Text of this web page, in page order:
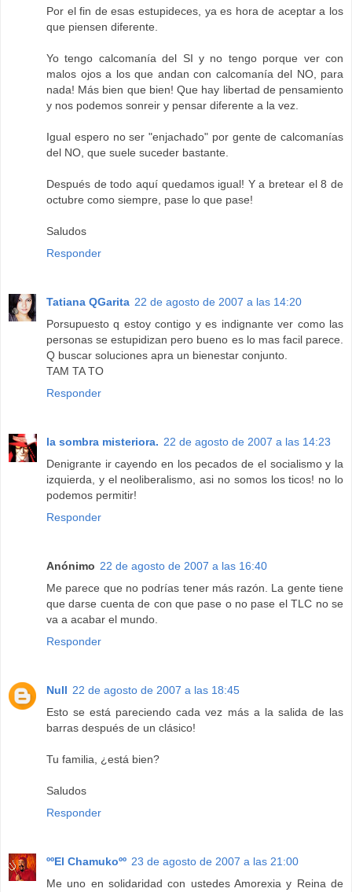
Por el fin de esas estupideces, ya es hora de aceptar a los
que piensen diferente.
Yo tengo calcomanía del SI y no tengo porque ver con
malos ojos a los que andan con calcomanía del NO, para
nada! Más bien que bien! Que hay libertad de pensamiento
y nos podemos sonreir y pensar diferente a la vez.
Igual espero no ser "enjachado" por gente de calcomanías
del NO, que suele suceder bastante.
Después de todo aquí quedamos igual! Y a bretear el 8 de
octubre como siempre, pase lo que pase!
Saludos
Responder
Tatiana QGarita 22 de agosto de 2007 a las 14:20
Porsupuesto q estoy contigo y es indignante ver como las
personas se estupidizan pero bueno es lo mas facil parece.
Q buscar soluciones apra un bienestar conjunto.
TAM TA TO
Responder
la sombra misteriora. 22 de agosto de 2007 a las 14:23
Denigrante ir cayendo en los pecados de el socialismo y la
izquierda, y el neoliberalismo, asi no somos los ticos! no lo
podemos permitir!
Responder
Anónimo 22 de agosto de 2007 a las 16:40
Me parece que no podrías tener más razón. La gente tiene
que darse cuenta de con que pase o no pase el TLC no se
va a acabar el mundo.
Responder
Null 22 de agosto de 2007 a las 18:45
Esto se está pareciendo cada vez más a la salida de las
barras después de un clásico!
Tu familia, ¿está bien?
Saludos
Responder
ººEl Chamukoºº 23 de agosto de 2007 a las 21:00
Me uno en solidaridad con ustedes Amorexia y Reina de